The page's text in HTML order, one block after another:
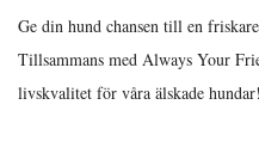
Ge din hund chansen till en
Tillsammans med Always Your
livskvalitet för våra älskade hundar!